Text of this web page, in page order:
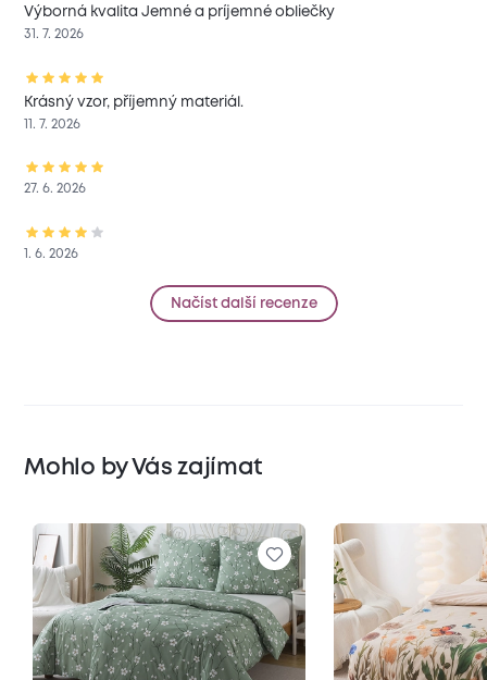
Výborná kvalita Jemné a príjemné obliečky
31. 7. 2026
Krásný vzor, příjemný materiál.
11. 7. 2026
27. 6. 2026
1. 6. 2026
Načíst další recenze
Mohlo by Vás zajímat